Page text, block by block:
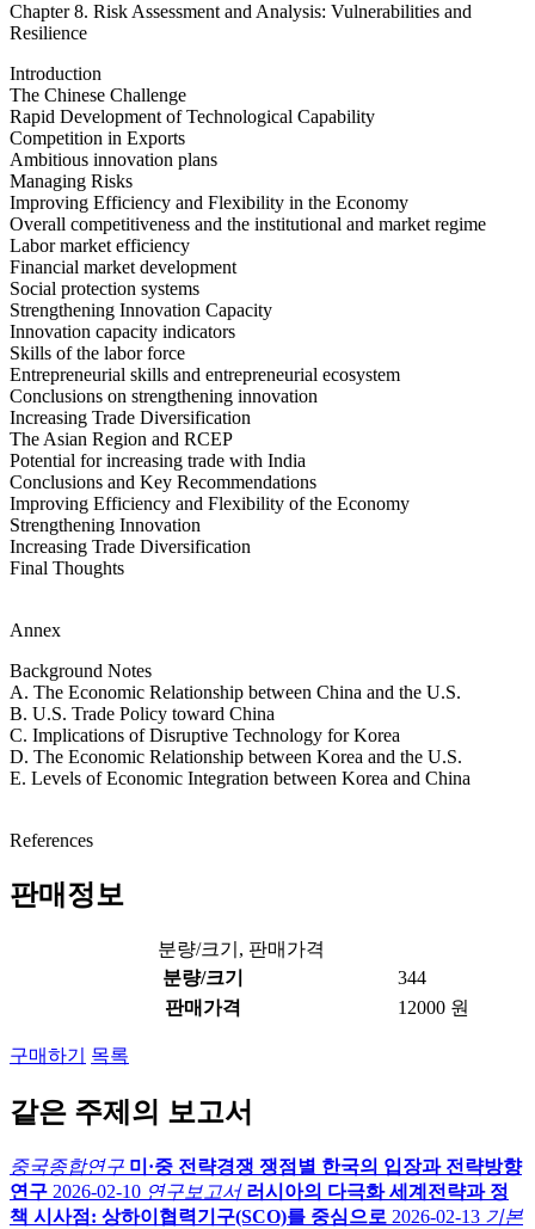
Chapter 8. Risk Assessment and Analysis: Vulnerabilities and
Resilience
Introduction
The Chinese Challenge
Rapid Development of Technological Capability
Competition in Exports
Ambitious innovation plans
Managing Risks
Improving Efficiency and Flexibility in the Economy
Overall competitiveness and the institutional and market regime
Labor market efficiency
Financial market development
Social protection systems
Strengthening Innovation Capacity
Innovation capacity indicators
Skills of the labor force
Entrepreneurial skills and entrepreneurial ecosystem
Conclusions on strengthening innovation
Increasing Trade Diversification
The Asian Region and RCEP
Potential for increasing trade with India
Conclusions and Key Recommendations
Improving Efficiency and Flexibility of the Economy
Strengthening Innovation
Increasing Trade Diversification
Final Thoughts
Annex
Background Notes
A. The Economic Relationship between China and the U.S.
B. U.S. Trade Policy toward China
C. Implications of Disruptive Technology for Korea
D. The Economic Relationship between Korea and the U.S.
E. Levels of Economic Integration between Korea and China
References
판매정보
분량/크기, 판매가격
분량/크기
344
판매가격
12000 원
구매하기 목록
같은 주제의 보고서
중국종합연구 미·중 전략경쟁 쟁점별 한국의 입장과 전략방향
연구 2026-02-10 연구보고서 러시아의 다극화 세계전략과 정
책 시사점: 상하이협력기구(SCO)를 중심으로 2026-02-13 기본